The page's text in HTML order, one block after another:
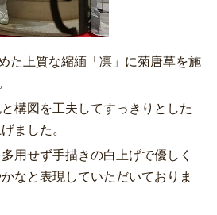
た上質な縮緬「凛」に菊唐草を施
構図を工夫してすっきりとした
ました。
用せず手描きの白上げで優しく
なと表現していただいておりま